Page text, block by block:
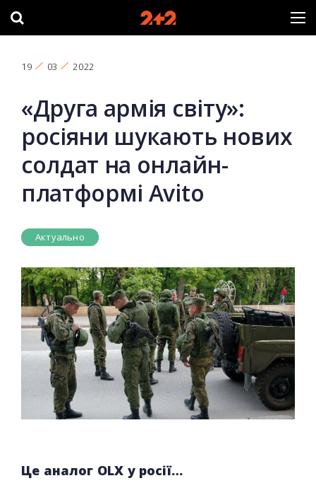
19 03 2022
«Друга армія світу»:
росіяни шукають нових
солдат на онлайн-
платформі Avito
Актуально
Це аналог OLX у росії…